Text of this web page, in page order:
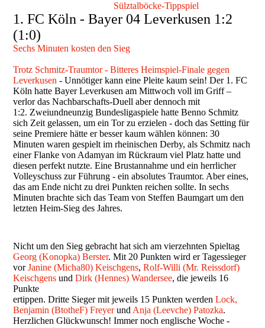
Sülztalböcke-Tippspiel
1. FC Köln - Bayer 04 Leverkusen 1:2
(1:0)
Sechs Minuten kosten den Sieg
Trotz Schmitz-Traumtor - Bitteres Heimspiel-Finale gegen
Leverkusen- Unnötiger kann eine Pleite kaum sein! Der 1. FC
Köln hatte Bayer Leverkusen am Mittwoch voll im Griff –
verlor das Nachbarschafts-Duell aber dennoch mit
1:2. Zweiundneunzig Bundesligaspiele hatte Benno Schmitz
sich Zeit gelassen, um ein Tor zu erzielen - doch das Setting für
seine Premiere hätte er besser kaum wählen können: 30
Minuten waren gespielt im rheinischen Derby, als Schmitz nach
einer Flanke von Adamyan im Rückraum viel Platz hatte und
diesen perfekt nutzte. Eine Brustannahme und ein herrlicher
Volleyschuss zur Führung - ein absolutes Traumtor. Aber eines,
das am Ende nicht zu drei Punkten reichen sollte. In sechs
Minuten brachte sich das Team von Steffen Baumgart um den
letzten Heim-Sieg des Jahres.
Nicht um den Sieg gebracht hat sich am vierzehnten Spieltag
Georg (Konopka) Berster. Mit 20 Punkten wird er Tagessieger
vorJanine (Micha80) Keischgens,Rolf-Willi (Mr. Reissdorf)
Keischgens undDirk (Hennes) Wandersee, die jeweils 16
Punkte
ertippen. Dritte Sieger mit jeweils 15 Punkten werdenLock,
Benjamin (BtotheF) Freyerund Anja (Leevche) Patozka.
Herzlichen Glückwunsch! Immer noch englische Woche -